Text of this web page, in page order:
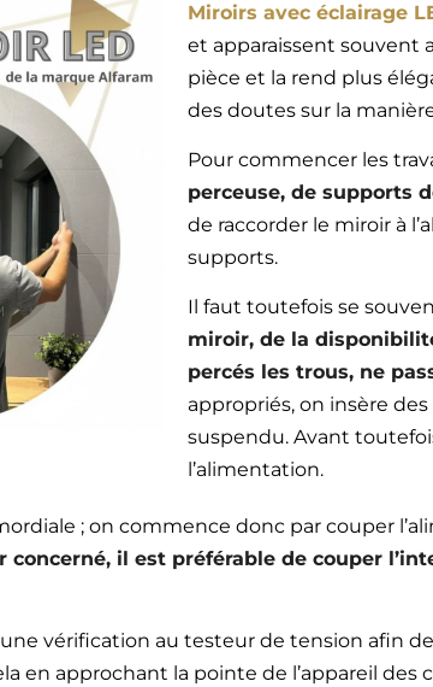
Miroirs avec éclairage
et apparaissent souvent
pièce et la rend plus
des doutes sur la
Pour commencer les
perceuse, de supports
de raccorder le miroir à
supports.
Il faut toutefois se
miroir, de la
percés les trous, ne
appropriés, on insère
suspendu. Avant
l’alimentation.
; on commence donc par couper
il est préférable de couper
vérification au testeur de tension afin de
en approchant la pointe de l’appareil